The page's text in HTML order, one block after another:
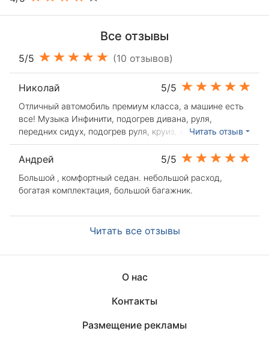
Все отзывы
5/5 (10 отзывов)
Николай 5/5
Отличный автомобиль премиум класса, а машине есть
все! Музыка Инфинити, подогрев дивана, руля,
передних сидух, подогрев руля, круиз, камера заднего
вида, панарама и т.д. Огромный багажник. Очень
приятный и тяговитый мотор реально хорошо едет
очень дешевая в обслуживании!
Читать отзыв
Андрей 5/5
Большой , комфортный седан. небольшой расход,
богатая комплектация, большой багажник.
Читать все отзывы
О нас
Контакты
Размещение рекламы